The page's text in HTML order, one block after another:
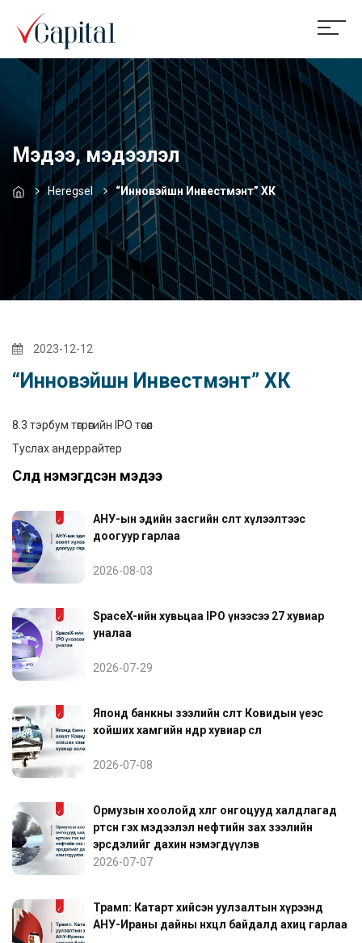
Мэдээ, мэдээлэл
Heregsel “Инновэйшн Инвестмэнт” ХК
2023-12-12
“Инновэйшн Инвестмэнт” ХК
8.3 тэрбум төгрөгийн IPO төсөл
Туслах андеррайтер
Сүүлд нэмэгдсэн мэдээ
АНУ-ын эдийн засгийн өсөлт хүлээлтээс
доогуур гарлаа
2026-08-03
SpaceX-ийн хувьцаа IPO үнээсээ 27 хувиар
уналаа
2026-07-29
Японд банкны зээлийн өсөлт Ковидын үеэс
хойших хамгийн өндөр хувиар өслөө
2026-07-08
Ормузын хоолойд хөлөг онгоцууд халдлагад
өртсөн гэх мэдээлэл нефтийн зах зээлийн
эрсдэлийг дахин нэмэгдүүлэв
2026-07-07
Трамп: Катарт хийсэн уулзалтын хүрээнд
АНУ-Ираны дайны нөхцөл байдалд ахиц гарлаа